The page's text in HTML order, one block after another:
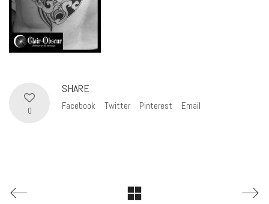
0
SHARE
Facebook Twitter Pinterest Email